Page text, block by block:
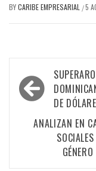
BYCARIBE EMPRESARIAL /5
Navegación
de
entradas
DE
ANALIZAN EN